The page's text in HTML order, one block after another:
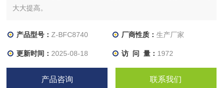
大大提高。
产品型号：Z-BFC8740 厂商性质： 生产厂家
更新时间： 2025-08-18 访 问 量： 1972
产品咨询 联系我们